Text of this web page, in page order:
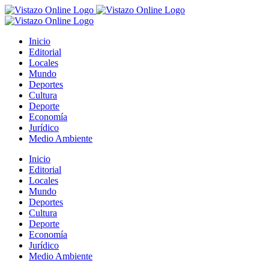
Saltar
al
Inicio
Editorial
Locales
Mundo
Deportes
Cultura
Deporte
Economía
Jurídico
Medio Ambiente
Inicio
Editorial
Locales
Mundo
Deportes
Cultura
Deporte
Economía
Jurídico
Medio Ambiente